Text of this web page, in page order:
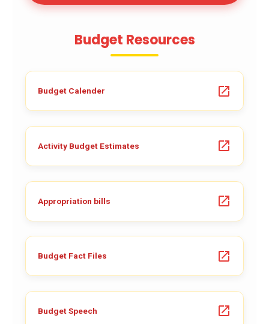
Budget Resources
Budget Calender
Activity Budget Estimates
Appropriation bills
Budget Fact Files
Budget Speech